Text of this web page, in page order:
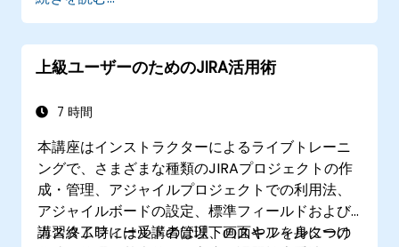
上級ユーザーのためのJIRA活用術
7 時間
本講座はインストラクターによるライブトレーニ
ングで、さまざまな種類のJIRAプロジェクトの作
成・管理、アジャイルプロジェクトでの利用法、
アジャイルボードの設定、標準フィールドおよび
カスタムフィールドの管理、画面やフィルターの
講習終了時には受講者は以下のスキルを身につけ